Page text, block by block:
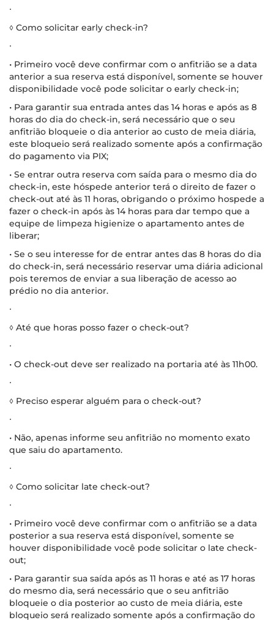
∙
◊ Como solicitar early check-in?
∙
• Primeiro você deve confirmar com o anfitrião se a data
anterior a sua reserva está disponível, somente se houver
disponibilidade você pode solicitar o early check-in;
• Para garantir sua entrada antes das 14 horas e após as 8
horas do dia do check-in, será necessário que o seu
anfitrião bloqueie o dia anterior ao custo de meia diária,
este bloqueio será realizado somente após a confirmação
do pagamento via PIX;
• Se entrar outra reserva com saída para o mesmo dia do
check-in, este hóspede anterior terá o direito de fazer o
check-out até às 11 horas, obrigando o próximo hospede a
fazer o check-in após às 14 horas para dar tempo que a
equipe de limpeza higienize o apartamento antes de
liberar;
• Se o seu interesse for de entrar antes das 8 horas do dia
do check-in, será necessário reservar uma diária adicional
pois teremos de enviar a sua liberação de acesso ao
prédio no dia anterior.
∙
◊ Até que horas posso fazer o check-out?
∙
• O check-out deve ser realizado na portaria até às 11h00.
∙
◊ Preciso esperar alguém para o check-out?
∙
• Não, apenas informe seu anfitrião no momento exato
que saiu do apartamento.
∙
◊ Como solicitar late check-out?
∙
• Primeiro você deve confirmar com o anfitrião se a data
posterior a sua reserva está disponível, somente se
houver disponibilidade você pode solicitar o late check-
out;
• Para garantir sua saída após as 11 horas e até as 17 horas
do mesmo dia, será necessário que o seu anfitrião
bloqueie o dia posterior ao custo de meia diária, este
bloqueio será realizado somente após a confirmação do